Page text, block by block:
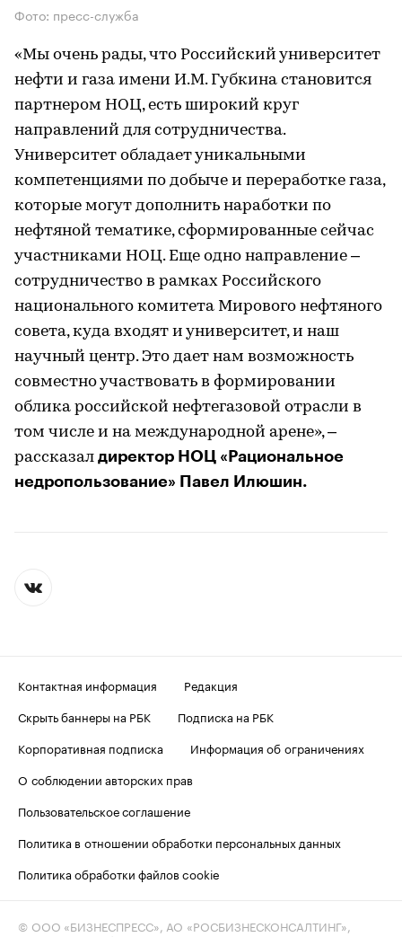
Фото: пресс-служба
«Мы очень рады, что Российский университет
нефти и газа имени И.М. Губкина становится
партнером НОЦ, есть широкий круг
направлений для сотрудничества.
Университет обладает уникальными
компетенциями по добыче и переработке газа,
которые могут дополнить наработки по
нефтяной тематике, сформированные сейчас
участниками НОЦ. Еще одно направление –
сотрудничество в рамках Российского
национального комитета Мирового нефтяного
совета, куда входят и университет, и наш
научный центр. Это дает нам возможность
совместно участвовать в формировании
облика российской нефтегазовой отрасли в
том числе и на международной арене», –
рассказал директор НОЦ «Рациональное
недропользование» Павел Илюшин.
Контактная информация
Редакция
Скрыть баннеры на РБК
Подписка на РБК
Корпоративная подписка
Информация об ограничениях
О соблюдении авторских прав
Пользовательское соглашение
Политика в отношении обработки персональных данных
Политика обработки файлов cookie
© ООО «БИЗНЕСПРЕСС», АО «РОСБИЗНЕСКОНСАЛТИНГ»,